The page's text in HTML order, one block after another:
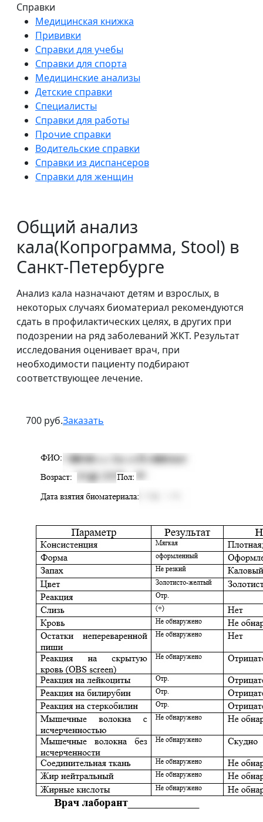
Справки
Медицинская книжка
Прививки
Справки для учебы
Справки для спорта
Медицинские анализы
Детские справки
Специалисты
Справки для работы
Прочие справки
Водительские справки
Справки из диспансеров
Справки для женщин
Общий анализ
кала(Копрограмма, Stool) в
Санкт-Петербурге
Анализ кала назначают детям и взрослых, в
некоторых случаях биоматериал рекомендуются
сдать в профилактических целях, в других при
подозрении на ряд заболеваний ЖКТ. Результат
исследования оценивает врач, при
необходимости пациенту подбирают
соответствующее лечение.
700 руб.Заказать